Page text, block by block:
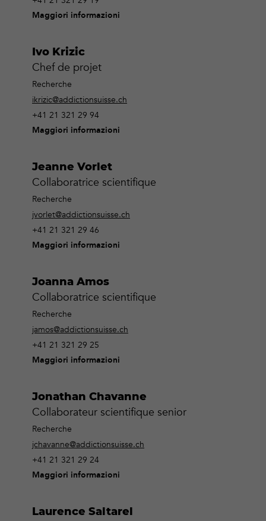
Maggiori informazioni
Ivo Krizic
Chef de projet
Recherche
ikrizic@addictionsuisse.ch
+41 21 321 29 94
Maggiori informazioni
Jeanne Vorlet
Collaboratrice scientifique
Recherche
jvorlet@addictionsuisse.ch
+41 21 321 29 46
Maggiori informazioni
Joanna Amos
Collaboratrice scientifique
Recherche
jamos@addictionsuisse.ch
+41 21 321 29 25
Maggiori informazioni
Jonathan Chavanne
Collaborateur scientifique senior
Recherche
jchavanne@addictionsuisse.ch
+41 21 321 29 24
Maggiori informazioni
Laurence Saltarel